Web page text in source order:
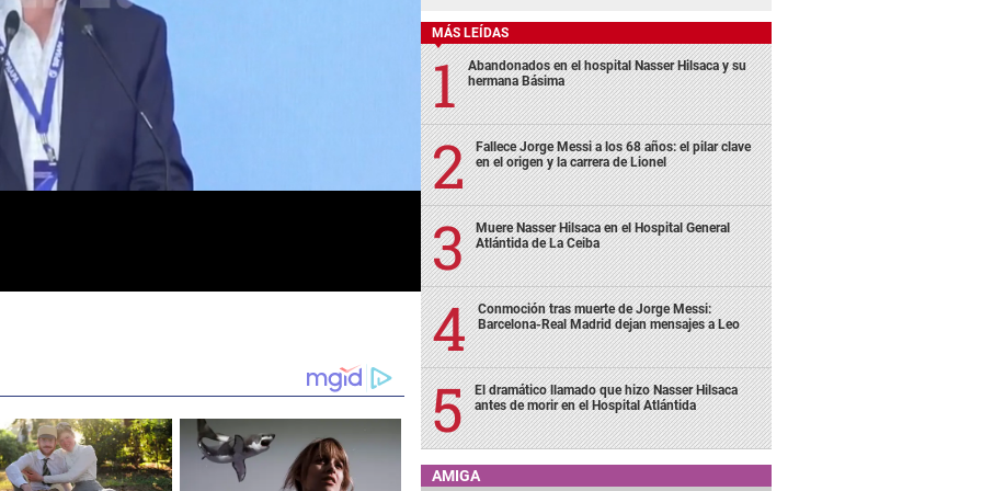
MÁS LEÍDAS
Abandonados en el hospital Nasser Hilsaca y su
hermana Básima
Fallece Jorge Messi a los 68 años: el pilar clave
en el origen y la carrera de Lionel
Muere Nasser Hilsaca en el Hospital General
Atlántida de La Ceiba
Conmoción tras muerte de Jorge Messi:
Barcelona-Real Madrid dejan mensajes a Leo
El dramático llamado que hizo Nasser Hilsaca
antes de morir en el Hospital Atlántida
AMIGA